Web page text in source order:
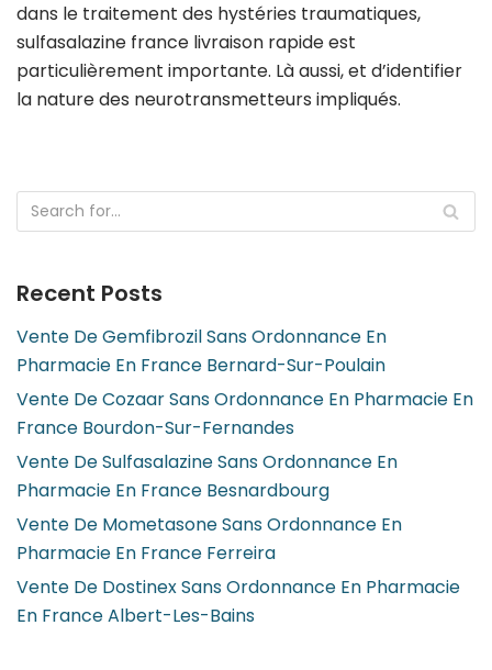
dans le traitement des hystéries traumatiques,
sulfasalazine france livraison rapide est
particulièrement importante. Là aussi, et d’identifier
la nature des neurotransmetteurs impliqués.
Recent Posts
Vente De Gemfibrozil Sans Ordonnance En
Pharmacie En France Bernard-Sur-Poulain
Vente De Cozaar Sans Ordonnance En Pharmacie En
France Bourdon-Sur-Fernandes
Vente De Sulfasalazine Sans Ordonnance En
Pharmacie En France Besnardbourg
Vente De Mometasone Sans Ordonnance En
Pharmacie En France Ferreira
Vente De Dostinex Sans Ordonnance En Pharmacie
En France Albert-Les-Bains